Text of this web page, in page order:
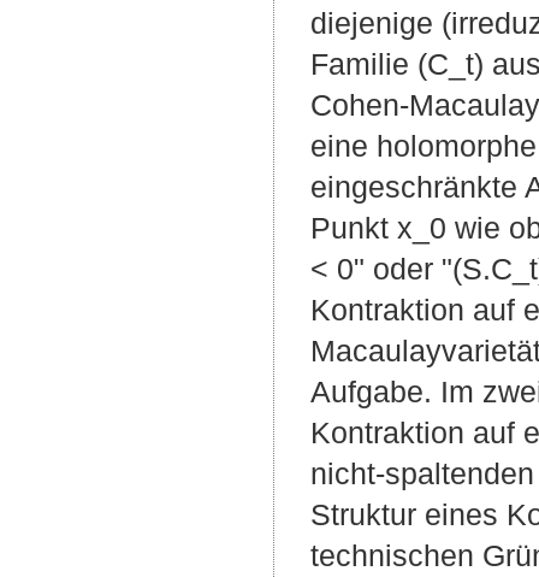
diejenige
Familie (C_t)
Cohen-
eine
eingeschränkte
Punkt x_0 wie
< 0" oder
Kontraktion auf
Aufgabe. Im
Kontraktion auf
nicht-
Struktur eines
technischen